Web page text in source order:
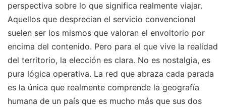
perspectiva sobre lo que significa realmente viajar.
Aquellos que desprecian el servicio convencional
suelen ser los mismos que valoran el envoltorio por
encima del contenido. Pero para el que vive la realidad
del territorio, la elección es clara. No es nostalgia, es
pura lógica operativa. La red que abraza cada parada
es la única que realmente comprende la geografía
humana de un país que es mucho más que sus dos